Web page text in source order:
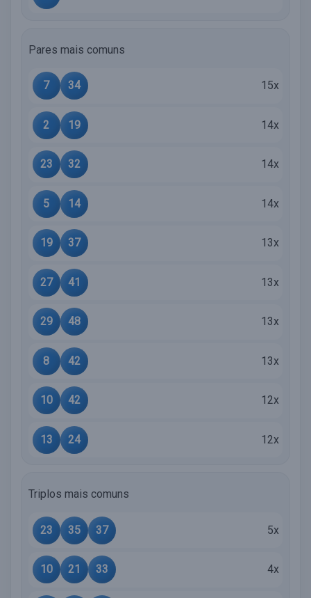
Pares mais comuns
7 34 15x
2 19 14x
23 32 14x
5 14 14x
19 37 13x
27 41 13x
29 48 13x
8 42 13x
10 42 12x
13 24 12x
Triplos mais comuns
23 35 37 5x
10 21 33 4x